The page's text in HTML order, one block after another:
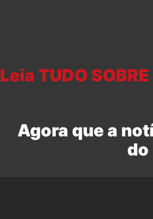
Leia TUDO
Agora que a
do